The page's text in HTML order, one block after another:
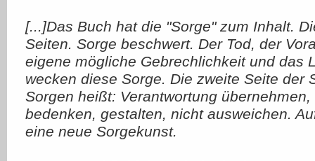
[...]Das Buch hat die "Sorge" zum Inhalt.
Seiten. Sorge beschwert. Der Tod, der
eigene mögliche Gebrechlichkeit und das
wecken diese Sorge. Die zweite Seite der
Sorgen heißt: Verantwortung
bedenken, gestalten, nicht ausweichen.
eine neue Sorgekunst.